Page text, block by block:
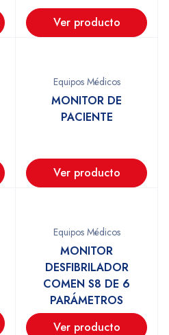
Ver producto
Equipos Médicos
MONITOR DE
PACIENTE
Ver producto
Equipos Médicos
MONITOR
DESFIBRILADOR
COMEN S8 DE 6
PARÁMETROS
Ver producto